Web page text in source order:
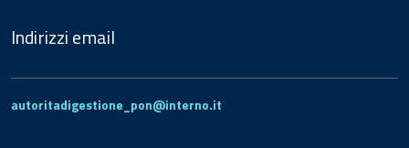
Indirizzi email
autoritadigestione_pon@interno.it